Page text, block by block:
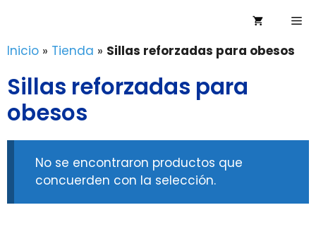
contenido
Inicio » Tienda » Sillas reforzadas para obesos
Sillas reforzadas para
obesos
No se encontraron productos que
concuerden con la selección.